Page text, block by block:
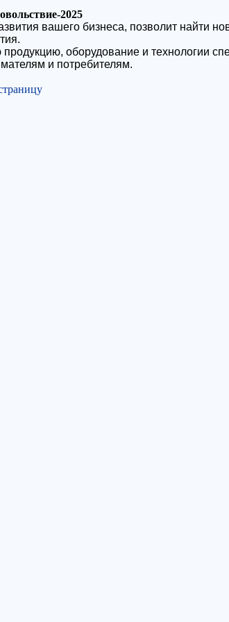
2025
вашего бизнеса, позволит найти
оборудование и технологии
и потребителям.